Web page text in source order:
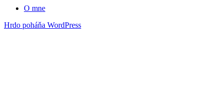
O mne
Hrdo poháňa WordPress